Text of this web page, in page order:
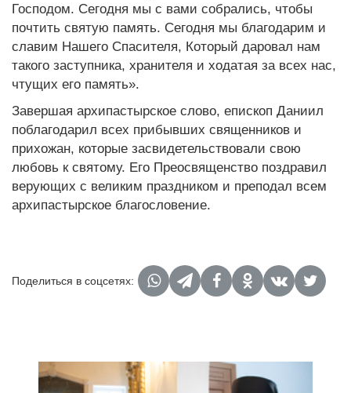
Господом. Сегодня мы с вами собрались, чтобы
почтить святую память. Сегодня мы благодарим и
славим Нашего Спасителя, Который даровал нам
такого заступника, хранителя и ходатая за всех нас,
чтущих его память».
Завершая архипастырское слово, епископ Даниил
поблагодарил всех прибывших священников и
прихожан, которые засвидетельствовали свою
любовь к святому. Его Преосвященство поздравил
верующих с великим праздником и преподал всем
архипастырское благословение.
Поделиться в соцсетях: